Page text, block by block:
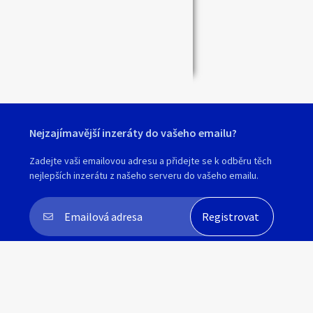
Nejzajímavější inzeráty do vašeho emailu?
Zadejte vaši emailovou adresu a přidejte se k odběru těch
nejlepších inzerátu z našeho serveru do vašeho emailu.